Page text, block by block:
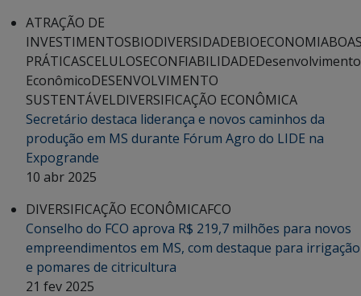
ATRAÇÃO DE
INVESTIMENTOSBIODIVERSIDADEBIOECONOMIA
PRÁTICASCELULOSECONFIABILIDADEDesenvolvimento
EconômicoDESENVOLVIMENTO
SUSTENTÁVELDIVERSIFICAÇÃO ECONÔMICA
Secretário destaca liderança e novos caminhos da
produção em MS durante Fórum Agro do LIDE na
Expogrande
10 abr 2025
DIVERSIFICAÇÃO ECONÔMICAFCO
Conselho do FCO aprova R$ 219,7 milhões para novos
empreendimentos em MS, com destaque para irrigação
e pomares de citricultura
21 fev 2025